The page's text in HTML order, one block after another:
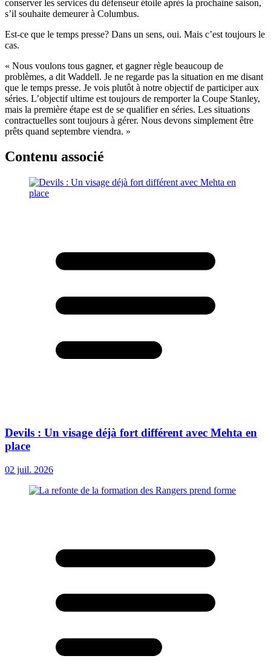
conserver les services du défenseur étoile après la prochaine saison,
s’il souhaite demeurer à Columbus.
Est-ce que le temps presse? Dans un sens, oui. Mais c’est toujours le
cas.
« Nous voulons tous gagner, et gagner règle beaucoup de
problèmes, a dit Waddell. Je ne regarde pas la situation en me disant
que le temps presse. Je vois plutôt à notre objectif de participer aux
séries. L’objectif ultime est toujours de remporter la Coupe Stanley,
mais la première étape est de se qualifier en séries. Les situations
contractuelles sont toujours à gérer. Nous devons simplement être
prêts quand septembre viendra. »
Contenu associé
Devils : Un visage déjà fort différent avec Mehta en
place
02 juil. 2026